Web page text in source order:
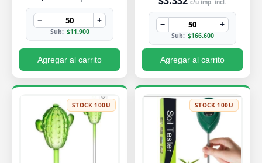
− +
Sub: $11.900
Agregar al carrito
c/u imp. incl.
− +
Sub: $166.600
Agregar al carrito
STOCK 100U STOCK 100U